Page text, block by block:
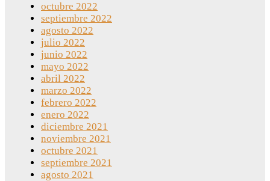
octubre 2022
septiembre 2022
agosto 2022
julio 2022
junio 2022
mayo 2022
abril 2022
marzo 2022
febrero 2022
enero 2022
diciembre 2021
noviembre 2021
octubre 2021
septiembre 2021
agosto 2021